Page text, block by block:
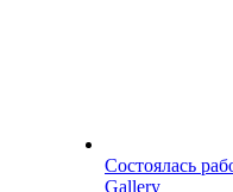
Состоялась
Gallery